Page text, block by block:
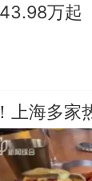
万起
上海多家